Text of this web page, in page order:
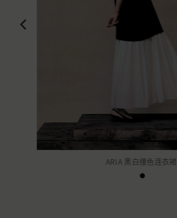
ARIA 黑白撞色连衣裙